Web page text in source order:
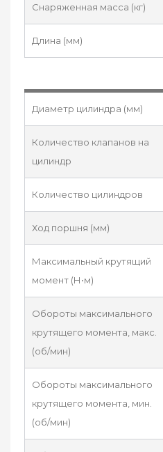
Снаряженная масса (кг)
Длина (мм)
Диаметр цилиндра (мм)
Количество клапанов на
цилиндр
Количество цилиндров
Ход поршня (мм)
Максимальный крутящий
момент (Н•м)
Обороты максимального
крутящего момента, макс.
(об/мин)
Обороты максимального
крутящего момента, мин.
(об/мин)